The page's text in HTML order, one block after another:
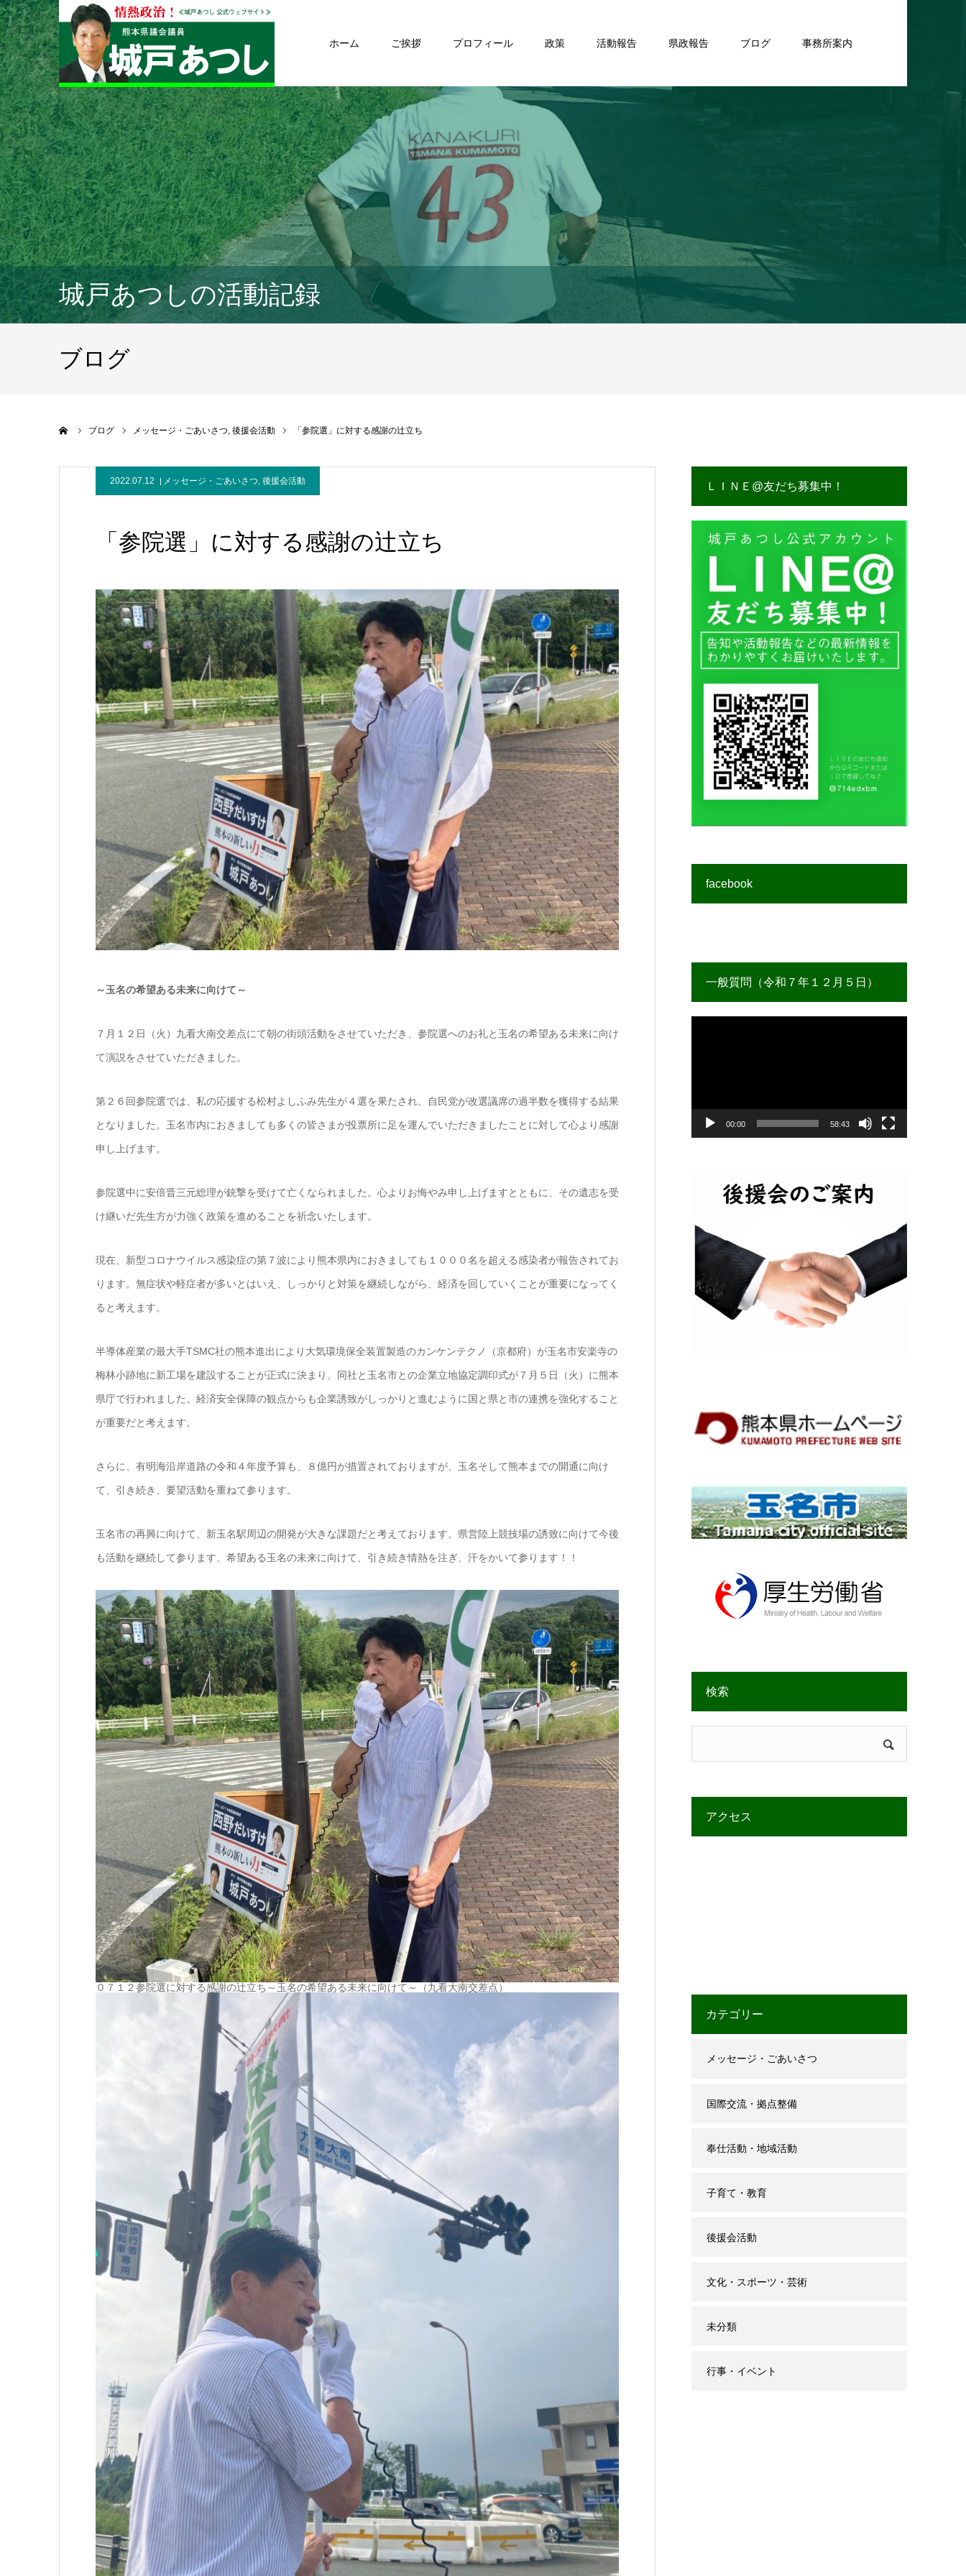
ホーム ご挨拶 プロフィール 政策 活動報告 県政報告 ブログ 事務所案内
城戸あつしの活動記録
ブログ
ブログ メッセージ・ごあいさつ 後援会活動 「参院選」に対する感謝の辻立ち
2022.07.12 メッセージ・ごあいさつ, 後援会活動
「参院選」に対する感謝の辻立ち
～玉名の希望ある未来に向けて～
７月１２日（火）九看大南交差点にて朝の街頭活動をさせていただき、参院選へのお礼と玉名の希望ある未来に向け
て演説をさせていただきました。
第２６回参院選では、私の応援する松村よしふみ先生が４選を果たされ、自民党が改選議席の過半数を獲得する結果
となりました。玉名市内におきましても多くの皆さまが投票所に足を運んでいただきましたことに対して心より感謝
申し上げます。
参院選中に安倍晋三元総理が銃撃を受けて亡くなられました。心よりお悔やみ申し上げますとともに、その遺志を受
け継いだ先生方が力強く政策を進めることを祈念いたします。
現在、新型コロナウイルス感染症の第７波により熊本県内におきましても１０００名を超える感染者が報告されてお
ります。無症状や軽症者が多いとはいえ、しっかりと対策を継続しながら、経済を回していくことが重要になってく
ると考えます。
半導体産業の最大手TSMC社の熊本進出により大気環境保全装置製造のカンケンテクノ（京都府）が玉名市安楽寺の
梅林小跡地に新工場を建設することが正式に決まり、同社と玉名市との企業立地協定調印式が７月５日（火）に熊本
県庁で行われました。経済安全保障の観点からも企業誘致がしっかりと進むように国と県と市の連携を強化すること
が重要だと考えます。
さらに、有明海沿岸道路の令和４年度予算も、８億円が措置されておりますが、玉名そして熊本までの開通に向け
て、引き続き、要望活動を重ねて参ります。
玉名市の再興に向けて、新玉名駅周辺の開発が大きな課題だと考えております。県営陸上競技場の誘致に向けて今後
も活動を継続して参ります。希望ある玉名の未来に向けて、引き続き情熱を注ぎ、汗をかいて参ります！！
０７１２参院選に対する感謝の辻立ち～玉名の希望ある未来に向けて～（九看大南交差点）
ＬＩＮＥ@友だち募集中！
facebook
一般質問（令和７年１２月５日）
00:00 58:43
検索
アクセス
カテゴリー
メッセージ・ごあいさつ
国際交流・拠点整備
奉仕活動・地域活動
子育て・教育
後援会活動
文化・スポーツ・芸術
未分類
行事・イベント